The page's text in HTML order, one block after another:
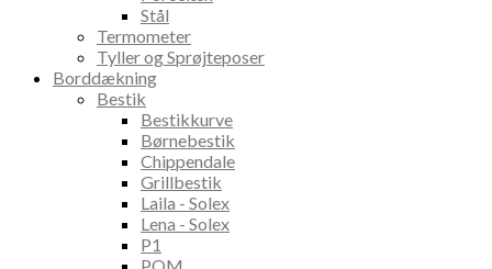
Stål
Termometer
Tyller og Sprøjteposer
Borddækning
Bestik
Bestikkurve
Børnebestik
Chippendale
Grillbestik
Laila - Solex
Lena - Solex
P1